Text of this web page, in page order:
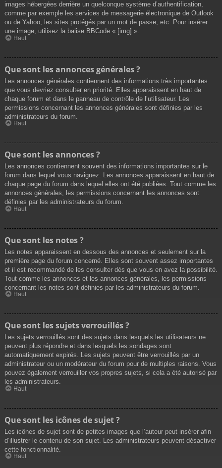
images hébergées derrière un quelconque système d’authentification,
comme par exemple les services de messagerie électronique de Outlook
ou de Yahoo, les sites protégés par un mot de passe, etc. Pour insérer
une image, utilisez la balise BBCode « [img] ».
Haut
Que sont les annonces générales ?
Les annonces générales contiennent des informations très importantes
que vous devriez consulter en priorité. Elles apparaissent en haut de
chaque forum et dans le panneau de contrôle de l’utilisateur. Les
permissions concernant les annonces générales sont définies par les
administrateurs du forum.
Haut
Que sont les annonces ?
Les annonces contiennent souvent des informations importantes sur le
forum dans lequel vous naviguez. Les annonces apparaissent en haut de
chaque page du forum dans lequel elles ont été publiées. Tout comme les
annonces générales, les permissions concernant les annonces sont
définies par les administrateurs du forum.
Haut
Que sont les notes ?
Les notes apparaissent en dessous des annonces et seulement sur la
première page du forum concerné. Elles sont souvent assez importantes
et il est recommandé de les consulter dès que vous en avez la possibilité.
Tout comme les annonces et les annonces générales, les permissions
concernant les notes sont définies par les administrateurs du forum.
Haut
Que sont les sujets verrouillés ?
Les sujets verrouillés sont des sujets dans lesquels les utilisateurs ne
peuvent plus répondre et dans lesquels les sondages sont
automatiquement expirés. Les sujets peuvent être verrouillés par un
administrateur ou un modérateur du forum pour de multiples raisons. Vous
pouvez également verrouiller vos propres sujets, si cela a été autorisé par
les administrateurs.
Haut
Que sont les icônes de sujet ?
Les icônes de sujet sont de petites images que l’auteur peut insérer afin
d’illustrer le contenu de son sujet. Les administrateurs peuvent désactiver
cette fonctionnalité.
Haut